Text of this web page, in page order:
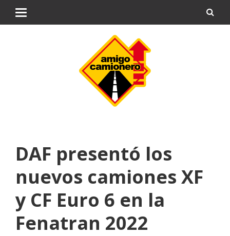
DAF presentó los
nuevos camiones XF
y CF Euro 6 en la
Fenatran 2022